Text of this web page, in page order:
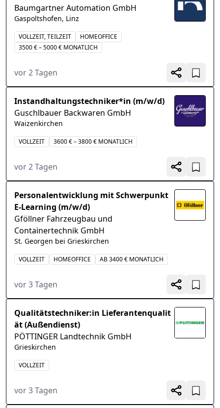
Baumgartner Automation GmbH
Gaspoltshofen, Linz
VOLLZEIT, TEILZEIT
HOMEOFFICE
3500 € – 5000 € MONATLICH
vor 2 Tagen
Instandhaltungstechniker*in (m/w/d)
Guschlbauer Backwaren GmbH
Waizenkirchen
VOLLZEIT 3600 € – 3800 € MONATLICH
vor 2 Tagen
Personalentwicklung mit Schwerpunkt
E-Learning (m/w/d)
Gföllner Fahrzeugbau und
Containertechnik GmbH
St. Georgen bei Grieskirchen
VOLLZEIT HOMEOFFICE AB 3400 € MONATLICH
vor 3 Tagen
Qualitätstechniker:in Lieferantenqualit
ät (Außendienst)
PÖTTINGER Landtechnik GmbH
Grieskirchen
VOLLZEIT
vor 3 Tagen